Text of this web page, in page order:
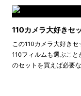
110カメラ大好きセ
この110カメラ大好き
110フィルムも選ぶこ
のセットを買えば必要